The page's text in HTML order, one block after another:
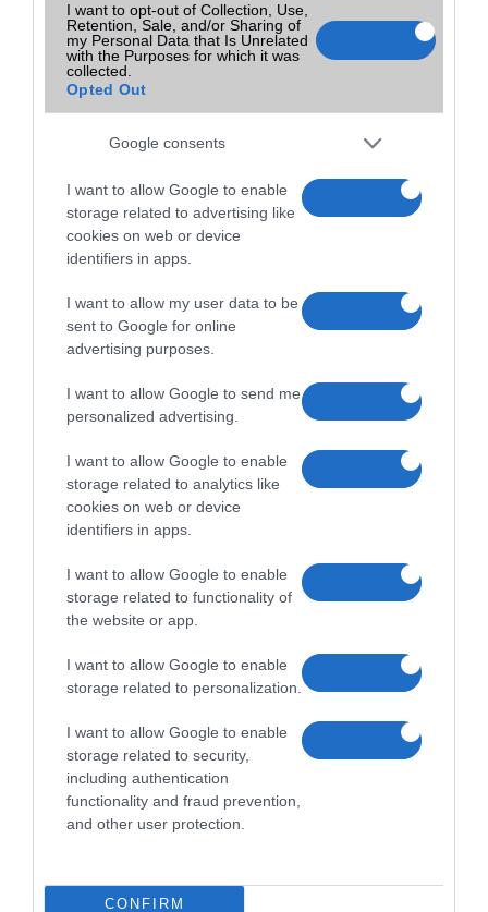
I want to opt-out of Collection, Use,
Retention, Sale, and/or Sharing of
my Personal Data that Is Unrelated
with the Purposes for which it was
collected.
Opted Out
Google consents
I want to allow Google to enable
storage related to advertising like
cookies on web or device
identifiers in apps.
I want to allow my user data to be
sent to Google for online
advertising purposes.
I want to allow Google to send me
personalized advertising.
I want to allow Google to enable
storage related to analytics like
cookies on web or device
identifiers in apps.
I want to allow Google to enable
storage related to functionality of
the website or app.
I want to allow Google to enable
storage related to personalization.
I want to allow Google to enable
storage related to security,
including authentication
functionality and fraud prevention,
and other user protection.
CONFIRM
Aluljárószint Krúdy Tér 19 (A KFC-vel szemben.)
Utolsó frissítés:
2022-07-28 14:03